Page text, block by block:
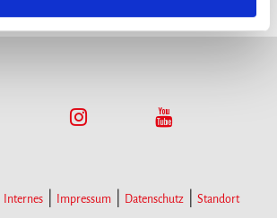
Internes Impressum Datenschutz Standort